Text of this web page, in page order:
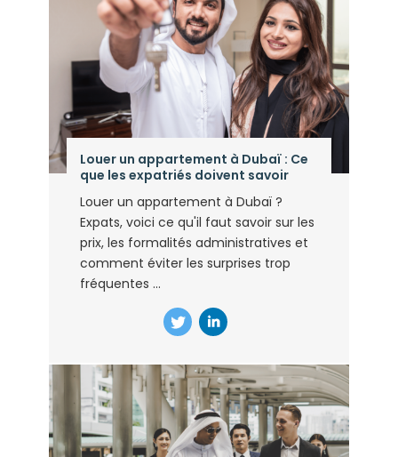
Louer un appartement à Dubaï : Ce
que les expatriés doivent savoir
Louer un appartement à Dubaï ?
Expats, voici ce qu'il faut savoir sur les
prix, les formalités administratives et
comment éviter les surprises trop
fréquentes ...